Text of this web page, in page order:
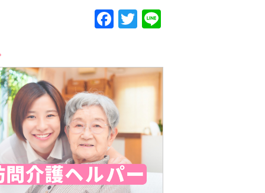
F
e
b
o
o
k
T
er